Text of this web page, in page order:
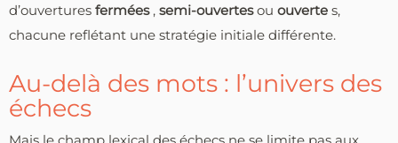
d’ouvertures fermées , semi-ouvertesou ouverte s,
chacune reflétant une stratégie initiale différente.
Au-delà des mots : l’univers des
échecs